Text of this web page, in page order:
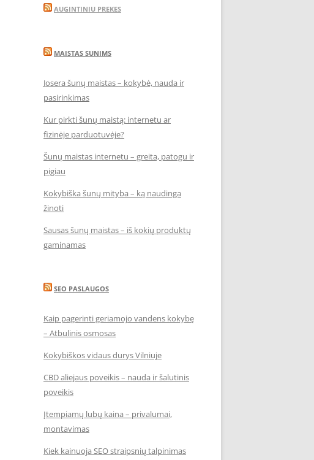
AUGINTINIU PREKES
MAISTAS SUNIMS
Josera šunų maistas – kokybė, nauda ir
pasirinkimas
Kur pirkti šunų maistą: internetu ar
fizinėje parduotuvėje?
Šunų maistas internetu – greita, patogu ir
pigiau
Kokybiška šunų mityba – ką naudinga
žinoti
Sausas šunų maistas – iš kokių produktų
gaminamas
SEO PASLAUGOS
Kaip pagerinti geriamojo vandens kokybę
– Atbulinis osmosas
Kokybiškos vidaus durys Vilniuje
CBD aliejaus poveikis – nauda ir šalutinis
poveikis
Įtempiamų lubų kaina – privalumai,
montavimas
Kiek kainuoja SEO straipsnių talpinimas